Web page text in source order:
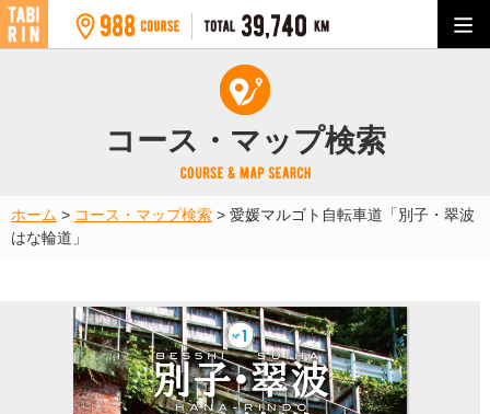
コース・マップ検索
ホーム > コース・マップ検索 > 愛媛マルゴト自転車道「別子・翠波
はな輪道」